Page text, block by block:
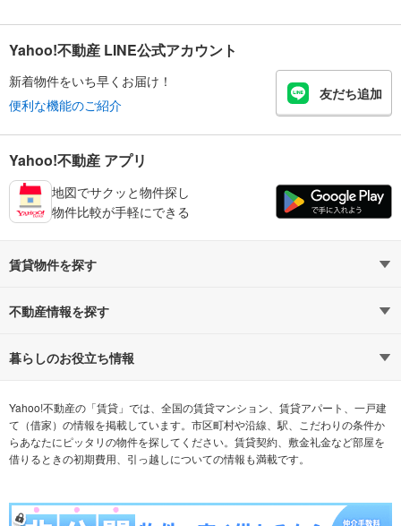
Yahoo!不動産 LINE公式アカウント
新着物件をいち早くお届け！
便利な機能のご紹介
友だち追加
Yahoo!不動産 アプリ
地図でサクッと物件探し
物件比較が手軽にできる
賃貸物件を探す
路線・駅から探す
通勤時間から探す
不動産会社から探す 希望の条件から探す
テーマから探す ランキングから探す
不動産情報を探す
不動産・住宅
新築マンション 中古マンション
新築一戸建て 中古一戸建て
注文住宅 土地
暮らしのお役立ち情報
マンションカタログ 教えて！住まいの先生
Yahoo!不動産の「賃貸」では、全国の賃貸マンション、賃貸アパート、一戸建
て（借家）の情報を掲載しています。市区町村や沿線、駅、こだわりの条件か
らあなたにピッタリの物件を探してください。賃貸契約、敷金礼金など部屋を
借りるときの初期費用、引っ越しについての情報も満載です。